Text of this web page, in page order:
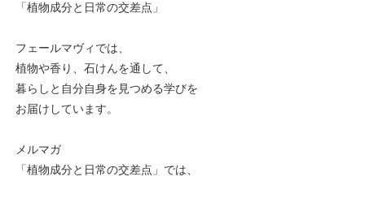
「植物成分と日常の交差点」
フェールマヴィでは、
植物や香り、石けんを通して、
暮らしと自分自身を見つめる学びを
お届けしています。
メルマガ
「植物成分と日常の交差点」では、